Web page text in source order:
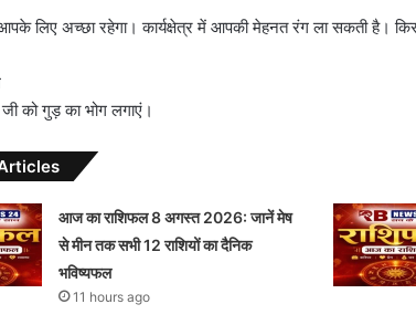
लिए अच्छा रहेगा। कार्यक्षेत्र में आपकी मेहनत रंग ला सकती है।
को गुड़ का भोग लगाएं।
आज का राशिफल 8 अगस्त 2026: जानें मेष
से मीन तक सभी 12 राशियों का दैनिक
भविष्यफल
11 hours ago